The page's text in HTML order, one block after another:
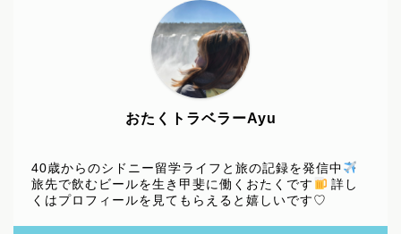
おたくトラベラーAyu
40歳からのシドニー留学ライフと旅の記録を発信中
旅先で飲むビールを生き甲斐に働くおたくです
詳し
くはプロフィールを見てもらえると嬉しいです♡